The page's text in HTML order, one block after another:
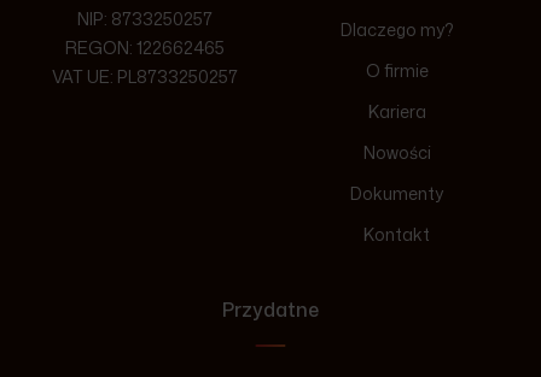
NIP: 8733250257
REGON: 122662465
VAT UE: PL8733250257
Dlaczego my?
O firmie
Kariera
Nowości
Dokumenty
Kontakt
Przydatne